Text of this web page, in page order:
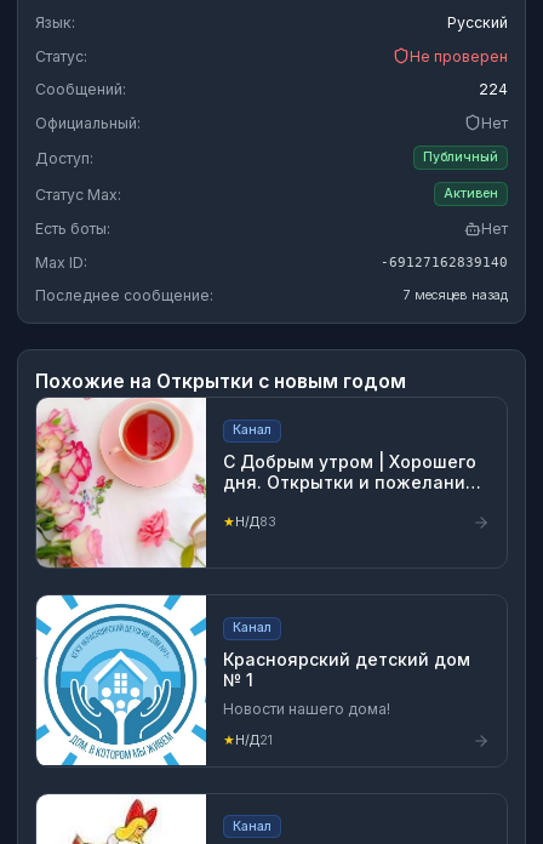
Язык:
Русский
Статус:
Не проверен
Сообщений:
224
Официальный:
Нет
Доступ:
Публичный
Статус Max: Активен
Есть боты:
Нет
Max ID:
-69127162839140
Последнее сообщение: 7 месяцев назад
Похожие на Открытки с новым годом
Канал
С Добрым утром | Хорошего
дня. Открытки и пожелания
★Н/Д83
Канал
Красноярский детский дом
№ 1
Новости нашего дома!
★Н/Д21
Канал